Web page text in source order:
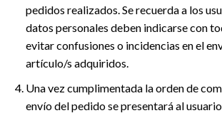
pedidos realizados. Se recuerda a los
datos personales deben indicarse con
evitar confusiones o incidencias en el
artículo/s adquiridos.
Una vez cumplimentada la orden de
envío del pedido se presentará al